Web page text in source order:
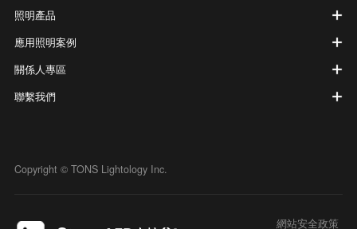
照明產品
應用照明案例
關係人專區
聯繫我們
Copyright © TONS Lightology Inc.
網站安全政策